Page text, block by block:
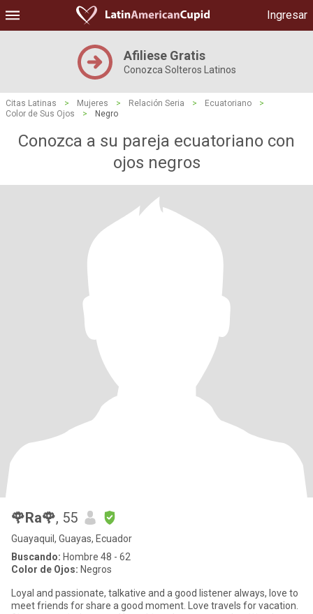
Ingresar
Afiliese Gratis
Conozca Solteros Latinos
Citas Latinas > Mujeres > Relación Seria > Ecuatoriano
>
Color de Sus Ojos
> Negro
Conozca a su pareja ecuatoriano con
ojos negros
🌹Ra🌹, 55
Guayaquil, Guayas, Ecuador
Buscando: Hombre 48 - 62
Color de Ojos: Negros
Loyal and passionate, talkative and a good listener always, love to
meet friends for share a good moment. Love travels for vacation.